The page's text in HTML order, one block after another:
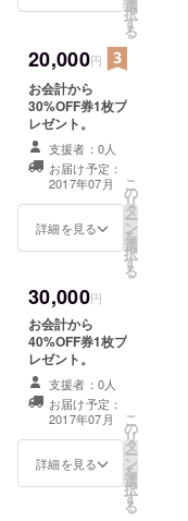
選
択
す
る
20,000円
お会計から
30%OFF券1枚プ
レゼント。
支援者：0人
お届け予定：
2017年07月
詳細を見る
こ
の
リ
タ
ー
ン
を
選
択
す
る
30,000円
お会計から
40%OFF券1枚プ
レゼント。
支援者：0人
お届け予定：
2017年07月
詳細を見る
こ
の
リ
タ
ー
ン
を
選
択
す
る